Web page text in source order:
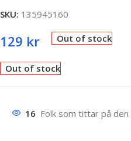
SKU: 135945160
129 kr Out of stock
Out of stock
16 Folk som tittar på